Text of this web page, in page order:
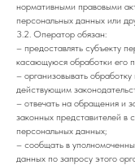
нормативными правовыми
персональных данных или
3.2. Оператор обязан:
– предоставлять субъекту
касающуюся обработки его
– организовывать
действующим
– отвечать на обращения и
законных представителей в
персональных данных;
– сообщать в
данных по запросу этого